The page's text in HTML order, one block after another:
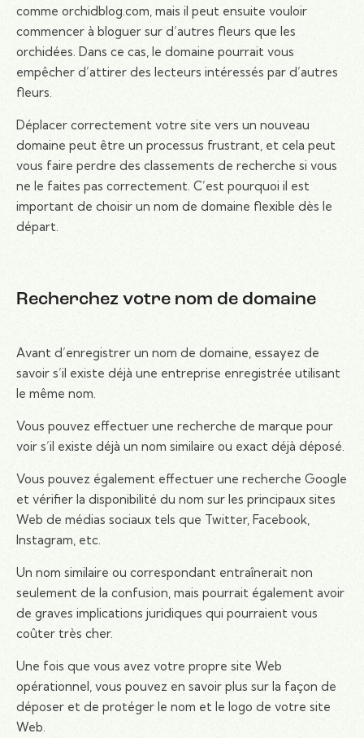
comme orchidblog.com, mais il peut ensuite vouloir
commencer à bloguer sur d’autres fleurs que les
orchidées. Dans ce cas, le domaine pourrait vous
empêcher d’attirer des lecteurs intéressés par d’autres
fleurs.
Déplacer correctement votre site vers un nouveau
domaine peut être un processus frustrant, et cela peut
vous faire perdre des classements de recherche si vous
ne le faites pas correctement. C’est pourquoi il est
important de choisir un nom de domaine flexible dès le
départ.
Recherchez votre nom de domaine
Avant d’enregistrer un nom de domaine, essayez de
savoir s’il existe déjà une entreprise enregistrée utilisant
le même nom.
Vous pouvez effectuer une recherche de marque pour
voir s’il existe déjà un nom similaire ou exact déjà déposé.
Vous pouvez également effectuer une recherche Google
et vérifier la disponibilité du nom sur les principaux sites
Web de médias sociaux tels que Twitter, Facebook,
Instagram, etc.
Un nom similaire ou correspondant entraînerait non
seulement de la confusion, mais pourrait également avoir
de graves implications juridiques qui pourraient vous
coûter très cher.
Une fois que vous avez votre propre site Web
opérationnel, vous pouvez en savoir plus sur la façon de
déposer et de protéger le nom et le logo de votre site
Web.